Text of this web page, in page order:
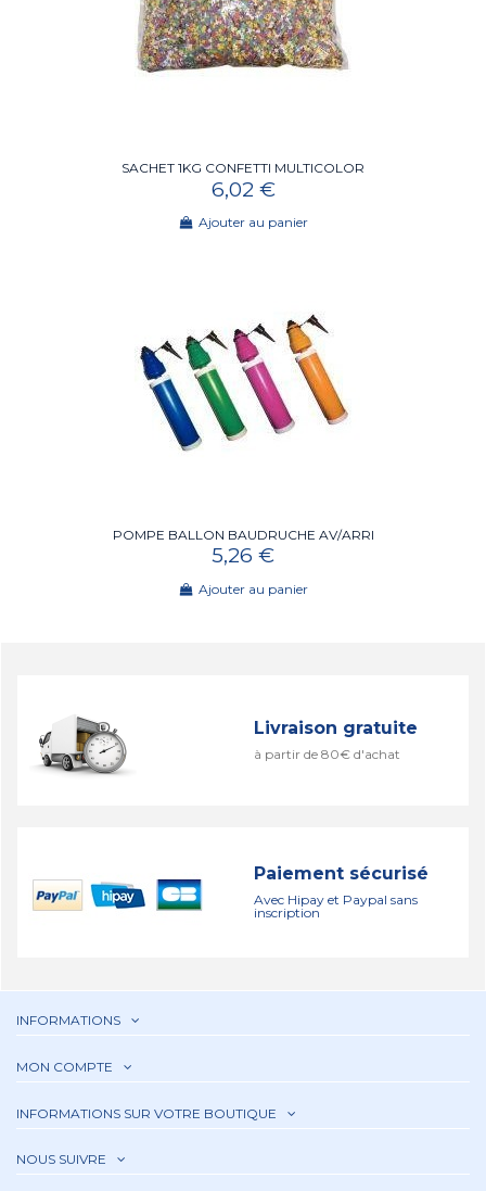
SACHET 1KG CONFETTI MULTICOLOR
6,02 €
Ajouter au panier
POMPE BALLON BAUDRUCHE AV/ARRI
5,26 €
Ajouter au panier
Livraison gratuite
à partir de 80€ d'achat
Paiement sécurisé
Avec Hipay et Paypal sans
inscription
INFORMATIONS
MON COMPTE
INFORMATIONS SUR VOTRE BOUTIQUE
NOUS SUIVRE